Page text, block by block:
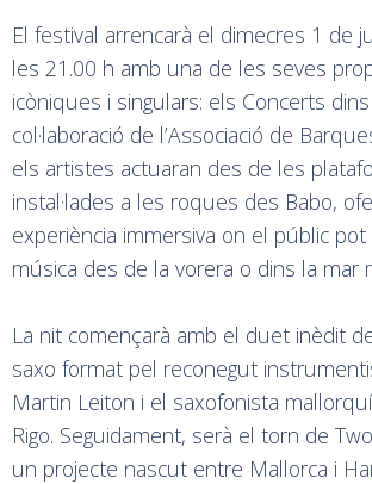
El festival arrencarà el dimecres 1 de
les 21.00 h amb una de les seves
icòniques i singulars: els Concerts
col·laboració de l’Associació de
els artistes actuaran des de les
instal·lades a les roques des Babo,
experiència immersiva on el públic pot
música des de la vorera o dins la mar
La nit començarà amb el duet inèdit
saxo format pel reconegut
Martin Leiton i el saxofonista
Rigo. Seguidament, serà el torn de
un projecte nascut entre Mallorca i